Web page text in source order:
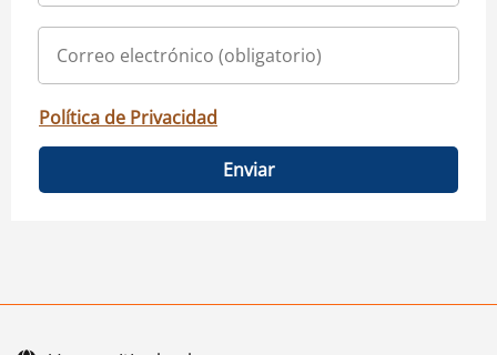
Política de Privacidad
Enviar